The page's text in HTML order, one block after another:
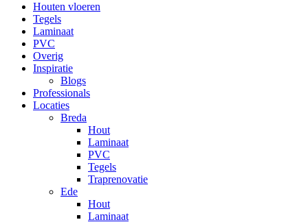
Houten vloeren
Tegels
Laminaat
PVC
Overig
Inspiratie
Blogs
Professionals
Locaties
Breda
Hout
Laminaat
PVC
Tegels
Traprenovatie
Ede
Hout
Laminaat